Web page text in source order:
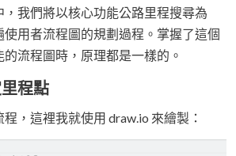
我們將以核心功能公路里程搜尋為
用者流程圖的規劃過程。掌握了這個
流程圖時，原理都是一樣的。
程點
，這裡我就使用 draw.io 來繪製：